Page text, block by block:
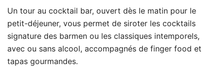
Un tour au cocktail bar, ouvert dès le matin pour le
petit-déjeuner, vous permet de siroter les cocktails
signature des barmen ou les classiques intemporels,
avec ou sans alcool, accompagnés de finger food et
tapas gourmandes.